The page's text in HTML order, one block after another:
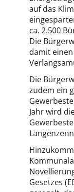
auf das
ca. 2.500
Die
damit
Die
zudem ein
Jahr wird
Gesetzes